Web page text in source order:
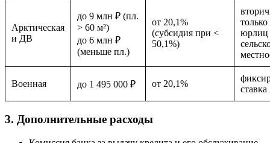
Арктическая
и ДВ
до 9 млн ₽ (пл.
> 60 м²)
до 6 млн ₽
(меньше пл.)
от 20,1%
(субсидия при <
50,1%)
только
юрлиц
Военная до 1 495 000 ₽ от 20,1%
ставка
3. Дополнительные расходы